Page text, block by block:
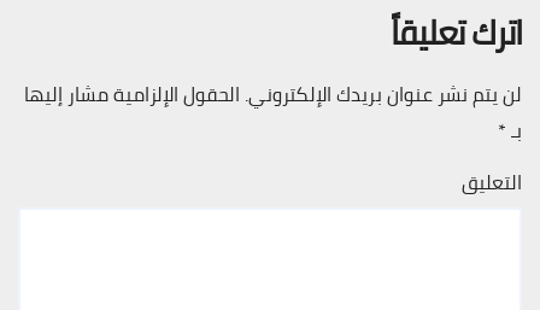
اترك تعليقاً
لن يتم نشر عنوان بريدك الإلكتروني. الحقول الإلزامية مشار إليها
بـ*
التعليق